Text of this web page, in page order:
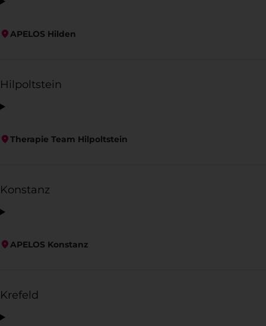
APELOS Hilden
Hilpoltstein
Therapie Team Hilpoltstein
Konstanz
APELOS Konstanz
Krefeld